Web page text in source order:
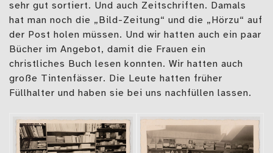
sehr gut sortiert. Und auch Zeitschriften. Damals
hat man noch die „Bild-Zeitung“ und die „Hörzu“ auf
der Post holen müssen. Und wir hatten auch ein paar
Bücher im Angebot, damit die Frauen ein
christliches Buch lesen konnten. Wir hatten auch
große Tintenfässer. Die Leute hatten früher
Füllhalter und haben sie bei uns nachfüllen lassen.